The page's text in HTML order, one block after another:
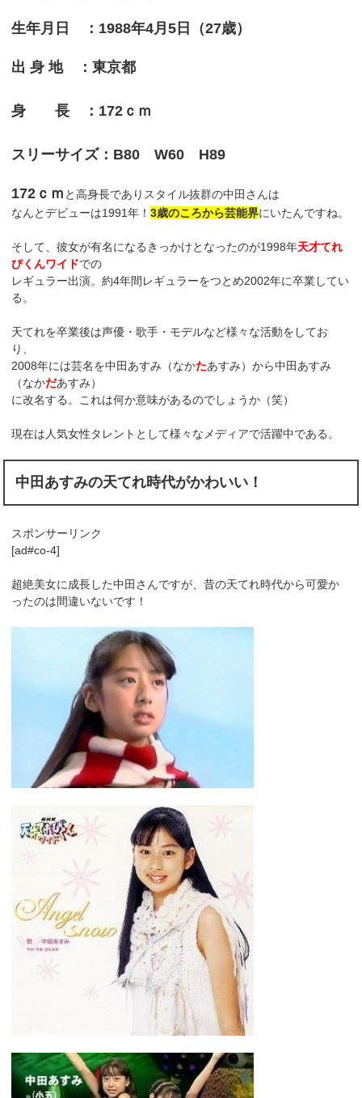
生年月日 ：1988年4月5日（27歳）
出 身 地 ：東京都
身 長 ：172ｃｍ
スリーサイズ：B80 W60 H89
172ｃｍ と高身長でありスタイル抜群の中田さんは
なんとデビューは1991年！3歳のころから芸能界にいたんですね。
そして、彼女が有名になるきっかけとなったのが1998年天才てれ
びくんワイドでの
レギュラー出演。約4年間レギュラーをつとめ2002年に卒業してい
る。
天てれを卒業後は声優・歌手・モデルなど様々な活動をしてお
り、
2008年には芸名を中田あすみ（なかたあすみ）から中田あすみ
（なかだあすみ）
に改名する。これは何か意味があるのでしょうか（笑）
現在は人気女性タレントとして様々なメディアで活躍中である。
中田あすみの天てれ時代がかわいい！
スポンサーリンク
[ad#co-4]
超絶美女に成長した中田さんですが、昔の天てれ時代から可愛か
ったのは間違いないです！